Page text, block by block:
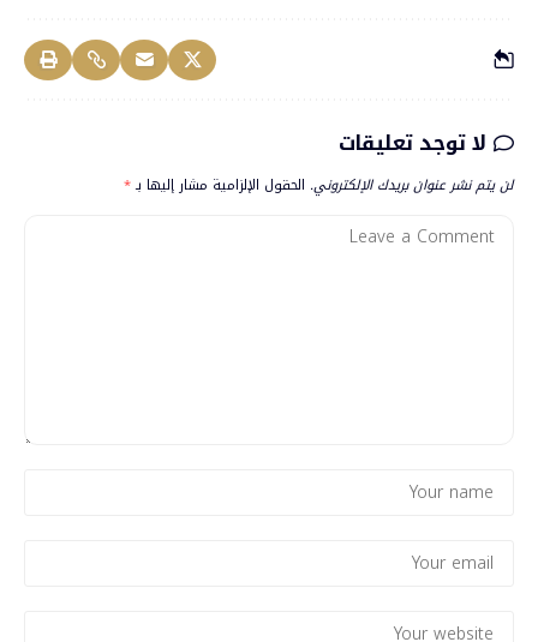
لا توجد تعليقات
لن يتم نشر عنوان بريدك الإلكتروني. الحقول الإلزامية مشار إليها بـ*